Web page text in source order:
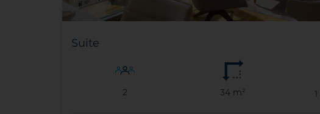
Suite
2 34 m² 1